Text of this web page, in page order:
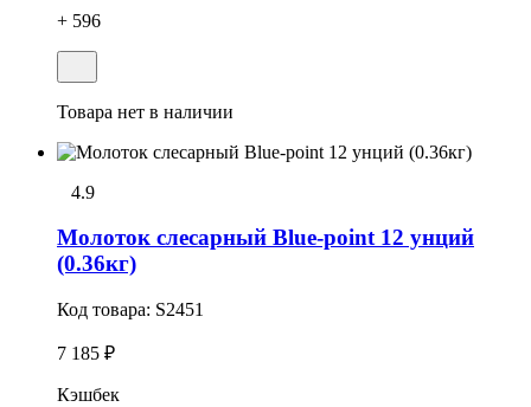
+ 596
Товара нет в наличии
4.9
Молоток слесарный Blue-point 12 унций
(0.36кг)
Код товара: S2451
7 185 ₽
Кэшбек